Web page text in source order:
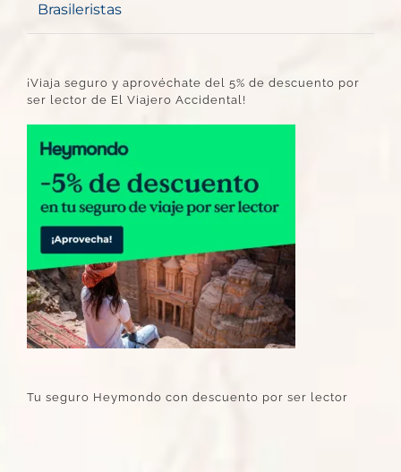
Brasileristas
¡Viaja seguro y aprovéchate del 5% de descuento por
ser lector de El Viajero Accidental!
Tu seguro Heymondo con descuento por ser lector